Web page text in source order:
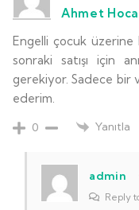
Ahmet
Engelli çocuk üzerine
sonraki satışı için
gerekiyor. Sadece bir
ederim.
0 Yanıtla
admin
Reply